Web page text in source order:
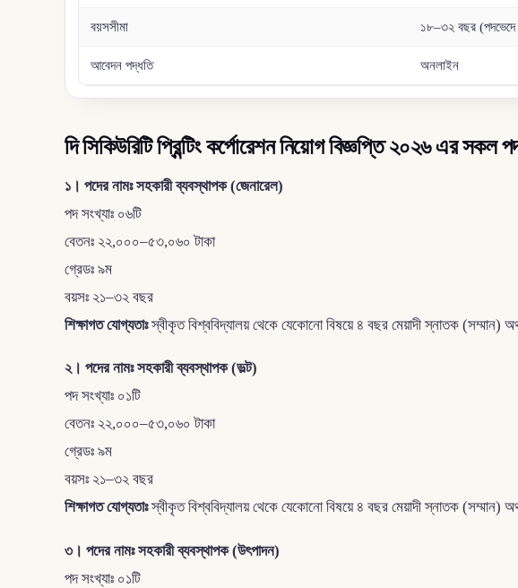
বয়সসীমা ১৮–৩২ বছর
আবেদন পদ্ধতি অনলাইন
দি সিকিউরিটি প্রিন্টিং কর্পোরেশন নিয়োগ বিজ্ঞপ্তি ২০২৬ এর সকল
১। পদের নামঃ সহকারী ব্যবস্থাপক (জেনারেল)
পদ সংখ্যাঃ ০৬টি
বেতনঃ ২২,০০০–৫৩,০৬০ টাকা
গ্রেডঃ ৯ম
বয়সঃ ২১–৩২ বছর
শিক্ষাগত যোগ্যতাঃস্বীকৃত বিশ্ববিদ্যালয় থেকে যেকোনো বিষয়ে ৪ বছর মেয়াদী স্নাতক (সম্মান)
২। পদের নামঃ সহকারী ব্যবস্থাপক (ভল্ট)
পদ সংখ্যাঃ ০১টি
বেতনঃ ২২,০০০–৫৩,০৬০ টাকা
গ্রেডঃ ৯ম
বয়সঃ ২১–৩২ বছর
শিক্ষাগত যোগ্যতাঃস্বীকৃত বিশ্ববিদ্যালয় থেকে যেকোনো বিষয়ে ৪ বছর মেয়াদী স্নাতক (সম্মান)
৩। পদের নামঃ সহকারী ব্যবস্থাপক (উৎপাদন)
পদ সংখ্যাঃ ০১টি